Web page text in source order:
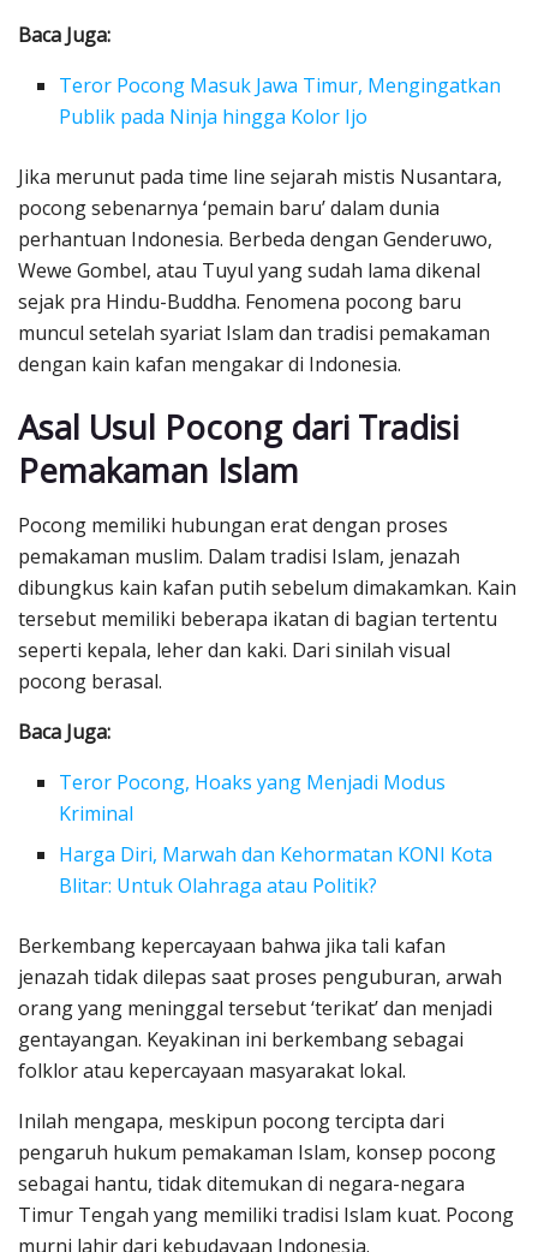
Baca Juga:
Teror Pocong Masuk Jawa Timur, Mengingatkan
Publik pada Ninja hingga Kolor Ijo
Jika merunut pada time line sejarah mistis Nusantara,
pocong sebenarnya ‘pemain baru’ dalam dunia
perhantuan Indonesia. Berbeda dengan Genderuwo,
Wewe Gombel, atau Tuyul yang sudah lama dikenal
sejak pra Hindu-Buddha. Fenomena pocong baru
muncul setelah syariat Islam dan tradisi pemakaman
dengan kain kafan mengakar di Indonesia.
Asal Usul Pocong dari Tradisi
Pemakaman Islam
Pocong memiliki hubungan erat dengan proses
pemakaman muslim. Dalam tradisi Islam, jenazah
dibungkus kain kafan putih sebelum dimakamkan. Kain
tersebut memiliki beberapa ikatan di bagian tertentu
seperti kepala, leher dan kaki. Dari sinilah visual
pocong berasal.
Baca Juga:
Teror Pocong, Hoaks yang Menjadi Modus
Kriminal
Harga Diri, Marwah dan Kehormatan KONI Kota
Blitar: Untuk Olahraga atau Politik?
Berkembang kepercayaan bahwa jika tali kafan
jenazah tidak dilepas saat proses penguburan, arwah
orang yang meninggal tersebut ‘terikat’ dan menjadi
gentayangan. Keyakinan ini berkembang sebagai
folklor atau kepercayaan masyarakat lokal.
Inilah mengapa, meskipun pocong tercipta dari
pengaruh hukum pemakaman Islam, konsep pocong
sebagai hantu, tidak ditemukan di negara-negara
Timur Tengah yang memiliki tradisi Islam kuat. Pocong
murni lahir dari kebudayaan Indonesia.